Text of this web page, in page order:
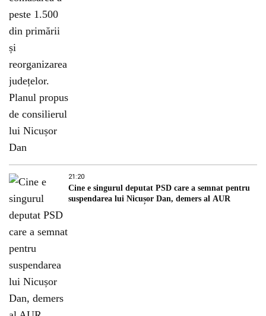
21:20
Cine e singurul deputat PSD care a semnat pentru
suspendarea lui Nicușor Dan, demers al AUR